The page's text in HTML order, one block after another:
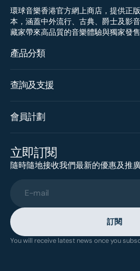
環球音樂香港官方網上商店，提供正
本，涵蓋中外流行、古典、爵士及影
藏家帶來高品質的音樂體驗與獨家發售
產品分類
查詢及支援
會員計劃
立即訂閱
隨時隨地接收我們最新的優惠及推
E-mail
訂閱
You will receive latest news once you